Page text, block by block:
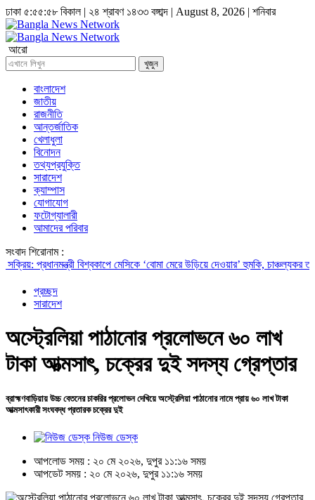
ঢাকা ৫:৫৫:৫৯ বিকাল| ২৪ শ্রাবণ ১৪৩৩ বঙ্গাব্দ | August 8, 2026 | শনিবার
আরো
খুজুন
বাংলাদেশ
জাতীয়
রাজনীতি
আন্তর্জাতিক
খেলাধুলা
বিনোদন
তথ্যপ্রযুক্তি
সারাদেশ
ক্যাম্পাস
যোগাযোগ
ফটোগ্যালারী
আমাদের পরিবার
সংবাদ শিরোনাম :
বিশ্বকাপে মেসিকে ‘বোমা মেরে উড়িয়ে দেওয়ার’ হুমকি, চাঞ্চল্যকর তথ্য ফাঁস
প্রচ্ছদ
সারাদেশ
অস্ট্রেলিয়া পাঠানোর প্রলোভনে ৬০ লাখ
টাকা আত্মসাৎ, চক্রের দুই সদস্য গ্রেপ্তার
ব্রাহ্মণবাড়িয়ায় উচ্চ বেতনের চাকরির প্রলোভন দেখিয়ে অস্ট্রেলিয়া পাঠানোর নামে প্রায় ৬০ লাখ টাকা
আত্মসাৎকারী সংঘবদ্ধ প্রতারক চক্রের দুই
নিউজ ডেস্ক
আপলোড সময় : ২০ মে ২০২৬, দুপুর ১১:১৬ সময়
আপডেট সময় : ২০ মে ২০২৬, দুপুর ১১:১৬ সময়